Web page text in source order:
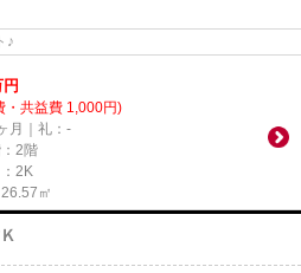
♪
円
・共益費 1,000円)
月｜礼：-
2階
2K
㎡